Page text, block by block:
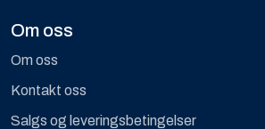
Om oss
Om oss
Kontakt oss
Salgs og leveringsbetingelser